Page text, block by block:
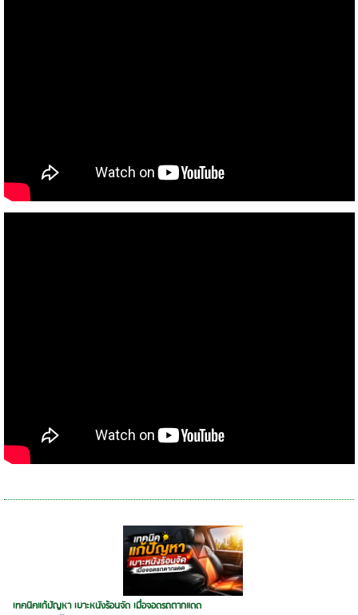
เทคนิคแก้ปัญหา เบาะหนังร้อนจัด เมื่อจอดรถตากแดด